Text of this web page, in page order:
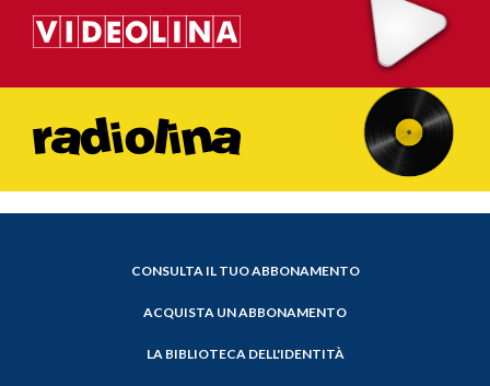
CONSULTA IL TUO ABBONAMENTO
ACQUISTA UN ABBONAMENTO
LA BIBLIOTECA DELL'IDENTITÀ